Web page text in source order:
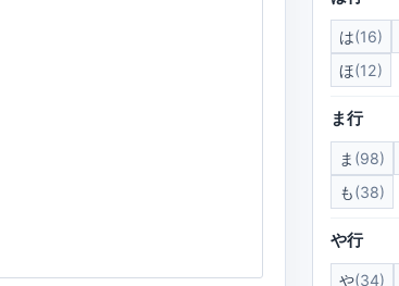
は(16)
ほ(12)
ま行
ま (98)
も(38)
や行
や(34)